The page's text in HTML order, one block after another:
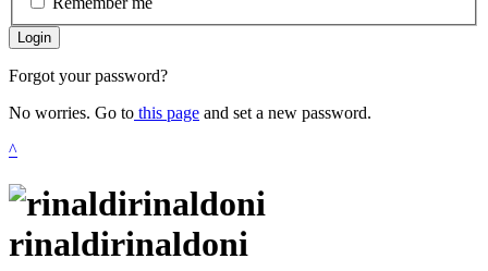
Login
Forgot your password?
No worries. Go to this page and set a new password.
^
rinaldirinaldoni